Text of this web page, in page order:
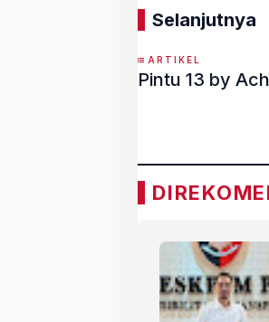
Selanjutnya
ARTIKEL
Pintu 13 by